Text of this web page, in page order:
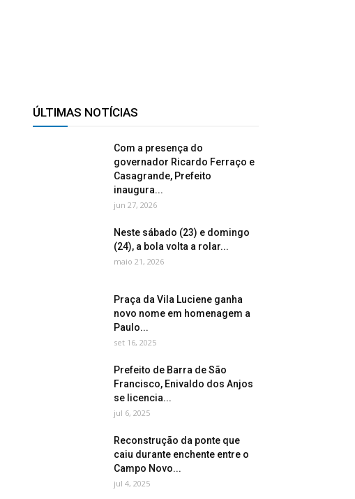
ÚLTIMAS NOTÍCIAS
Com a presença do
governador Ricardo Ferraço e
Casagrande, Prefeito
inaugura...
jun 27, 2026
Neste sábado (23) e domingo
(24), a bola volta a rolar...
maio 21, 2026
Praça da Vila Luciene ganha
novo nome em homenagem a
Paulo...
set 16, 2025
Prefeito de Barra de São
Francisco, Enivaldo dos Anjos
se licencia...
jul 6, 2025
Reconstrução da ponte que
caiu durante enchente entre o
Campo Novo...
jul 4, 2025